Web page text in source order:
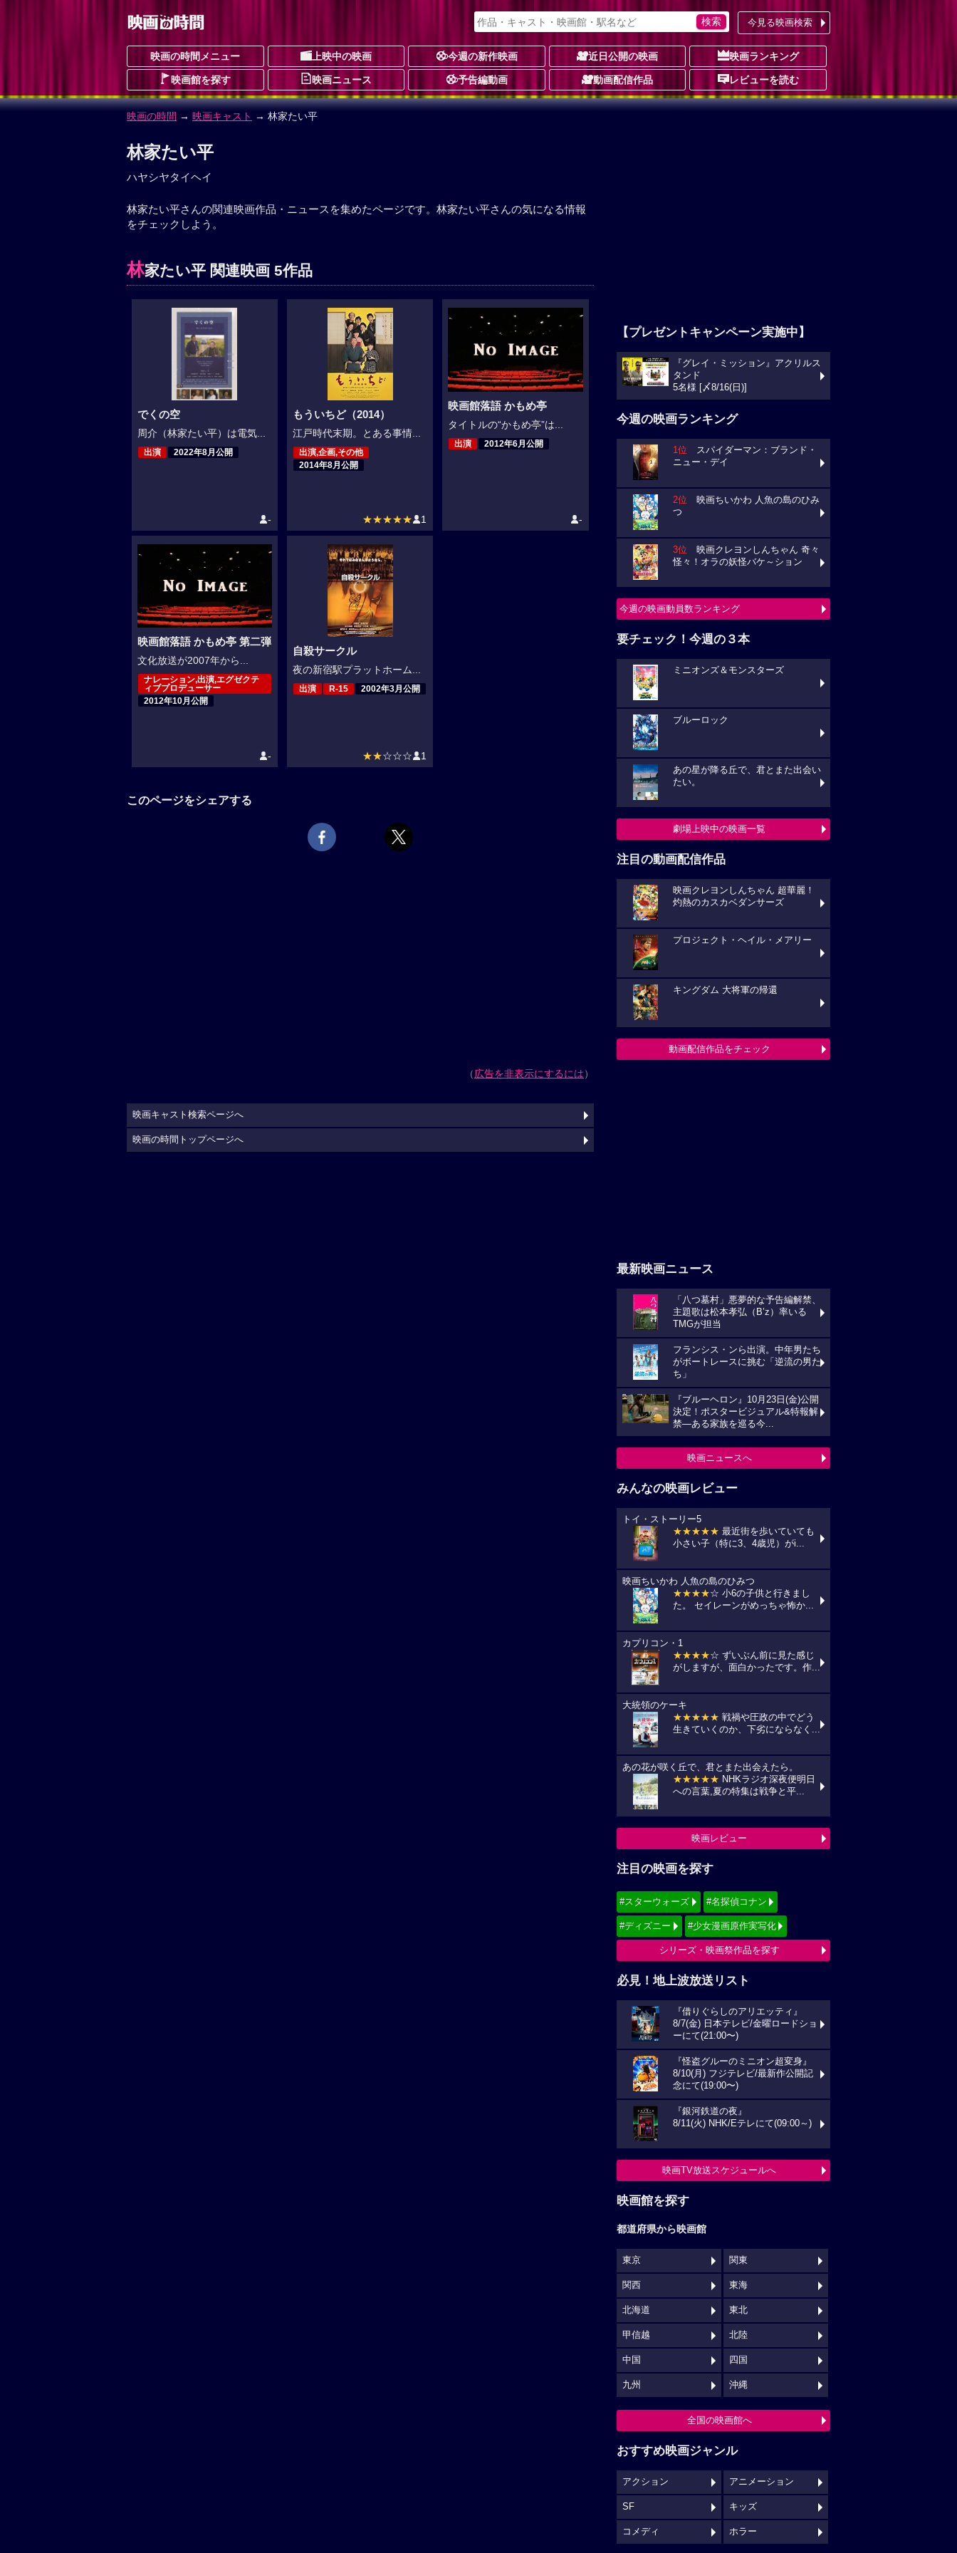
今見る映画検索
映画の時間メニュー 上映中の映画 今週の新作映画 近日公開の映画 映画ランキング
映画館を探す 映画ニュース 予告編動画 動画配信作品 レビューを読む
映画の時間 → 映画キャスト → 林家たい平
林家たい平
ハヤシヤタイヘイ
林家たい平さんの関連映画作品・ニュースを集めたページです。林家たい平さんの気になる情報
をチェックしよう。
林家たい平 関連映画 5作品
でくの空
周介（林家たい平）は電気...
出演 2022年8月公開
-
もういちど（2014）
江戸時代末期。とある事情...
出演,企画,その他
2014年8月公開
★★★★★ 1
映画館落語 かもめ亭
タイトルの“かもめ亭”は...
出演 2012年6月公開
-
映画館落語 かもめ亭 第二弾
文化放送が2007年から...
ナレーション,出演,エグゼクテ
ィブプロデューサー
2012年10月公開
-
自殺サークル
夜の新宿駅プラットホーム...
出演 R-15 2002年3月公開
★★☆☆☆ 1
このページをシェアする
（広告を非表示にするには）
【プレゼントキャンペーン実施中】
『グレイ・ミッション』アクリルス
タンド
5名様 [〆8/16(日)]
今週の映画ランキング
1位 スパイダーマン：ブランド・
ニュー・デイ
2位 映画ちいかわ 人魚の島のひみ
つ
3位 映画クレヨンしんちゃん 奇々
怪々！オラの妖怪バケ～ション
今週の映画動員数ランキング
要チェック！今週の３本
ミニオンズ＆モンスターズ
ブルーロック
あの星が降る丘で、君とまた出会い
たい。
劇場上映中の映画一覧
注目の動画配信作品
映画クレヨンしんちゃん 超華麗！
灼熱のカスカベダンサーズ
プロジェクト・ヘイル・メアリー
キングダム 大将軍の帰還
動画配信作品をチェック
最新映画ニュース
「八つ墓村」悪夢的な予告編解禁、
主題歌は松本孝弘（B’z）率いる
TMGが担当
フランシス・ンら出演。中年男たち
がボートレースに挑む「逆流の男た
ち」
『ブルーヘロン』10月23日(金)公開
決定！ポスタービジュアル&特報解
禁―ある家族を巡る今...
映画ニュースへ
みんなの映画レビュー
トイ・ストーリー5
★★★★★ 最近街を歩いていても
小さい子（特に3、4歳児）がi...
映画ちいかわ 人魚の島のひみつ
★★★★☆ 小6の子供と行きまし
た。 セイレーンがめっちゃ怖か...
カプリコン・1
★★★★☆ ずいぶん前に見た感じ
がしますが、面白かったです。作...
大統領のケーキ
★★★★★ 戦禍や圧政の中でどう
生きていくのか、下劣にならなく...
あの花が咲く丘で、君とまた出会えたら。
★★★★★ NHKラジオ深夜便明日
への言葉,夏の特集は戦争と平...
映画レビュー
注目の映画を探す
#スターウォーズ #名探偵コナン
#ディズニー #少女漫画原作実写化
シリーズ・映画祭作品を探す
必見！地上波放送リスト
『借りぐらしのアリエッティ』
8/7(金) 日本テレビ/金曜ロードショ
ーにて(21:00〜)
『怪盗グルーのミニオン超変身』
8/10(月) フジテレビ/最新作公開記
念にて(19:00〜)
『銀河鉄道の夜』
8/11(火) NHK/Eテレにて(09:00～)
映画TV放送スケジュールへ
映画館を探す
都道府県から映画館
東京 関東
関西 東海
北海道 東北
甲信越 北陸
中国 四国
九州 沖縄
全国の映画館へ
おすすめ映画ジャンル
アクション アニメーション
SF キッズ
コメディ ホラー
映画キャスト検索ページへ
映画の時間トップページへ